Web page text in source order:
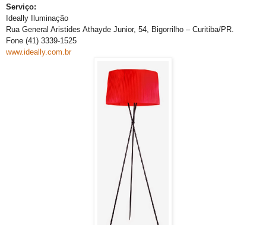
Serviço:
Ideally Iluminação
Rua General Aristides Athayde Junior, 54, Bigorrilho – Curitiba/PR.
Fone (41) 3339-1525
www.ideally.com.br